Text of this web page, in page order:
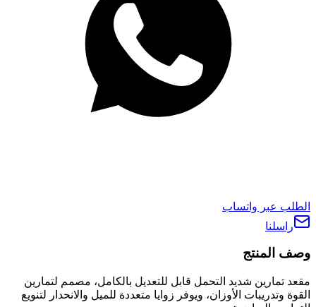
الطلب عبر واتساب
راسلنا
وصف المنتج
مقعد تمارين شديد التحمل قابل للتعديل بالكامل، مصمم لتمارين
القوة وتدريبات الأوزان، ويوفر زوايا متعددة للميل والانحدار لتنويع